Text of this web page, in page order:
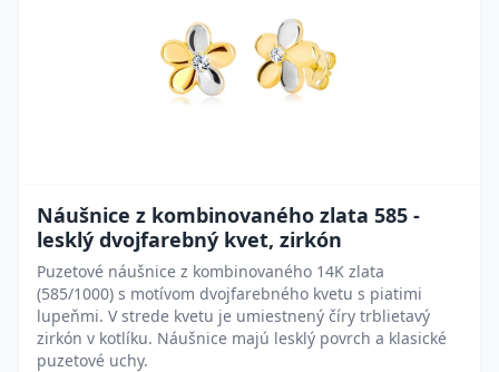
Náušnice z kombinovaného zlata 585 -
lesklý dvojfarebný kvet, zirkón
Puzetové náušnice z kombinovaného 14K zlata
(585/1000) s motívom dvojfarebného kvetu s piatimi
lupeňmi. V strede kvetu je umiestnený číry trblietavý
zirkón v kotlíku. Náušnice majú lesklý povrch a klasické
puzetové uchy.